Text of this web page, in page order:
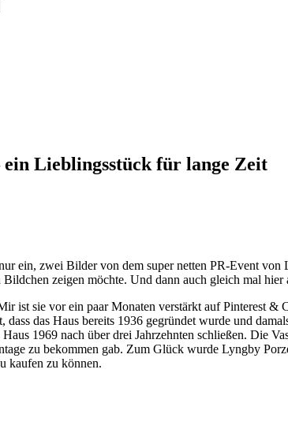
ein Lieblingsstück für lange Zeit
ein, zwei Bilder von dem super netten PR-Event von
zeigen möchte. Und dann auch gleich mal
ist sie vor ein paar Monaten verstärkt auf Pinterest &
dass das Haus bereits 1936 gegründet wurde und
1969 nach über drei Jahrzehnten schließen. Die
zu bekommen gab. Zum Glück wurde Lyngby
kaufen zu können.